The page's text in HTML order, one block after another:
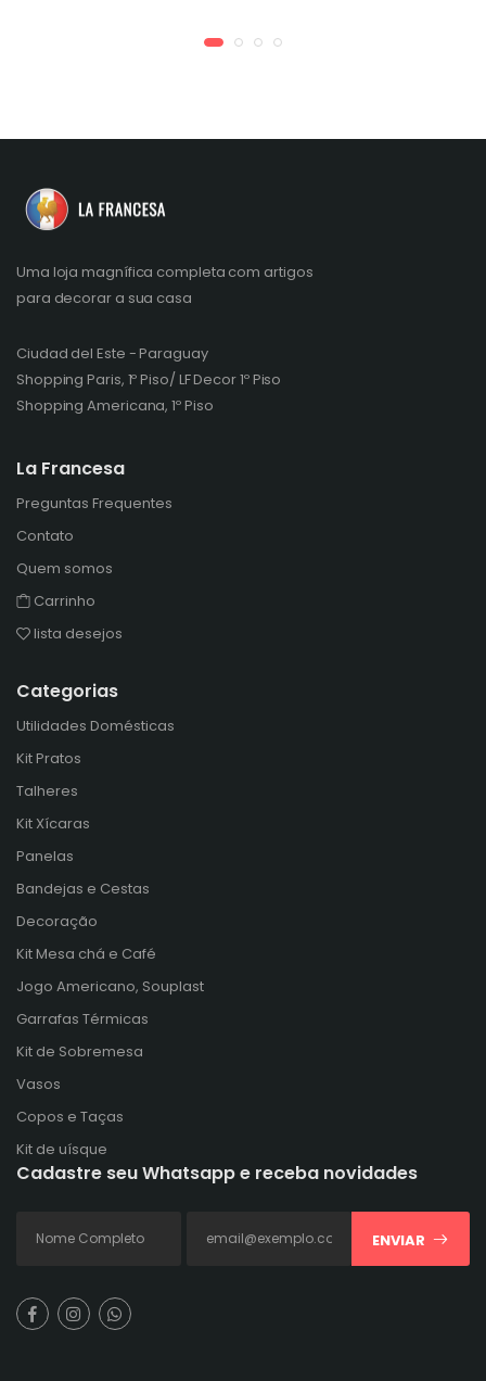
Uma loja magnífica completa com artigos
para decorar a sua casa
Ciudad del Este - Paraguay
Shopping Paris, 1º Piso/ LF Decor 1º Piso
Shopping Americana, 1º Piso
La Francesa
Preguntas Frequentes
Contato
Quem somos
Carrinho
lista desejos
Categorias
Utilidades Domésticas
Kit Pratos
Talheres
Kit Xícaras
Panelas
Bandejas e Cestas
Decoração
Kit Mesa chá e Café
Jogo Americano, Souplast
Garrafas Térmicas
Kit de Sobremesa
Vasos
Copos e Taças
Kit de uísque
Cadastre seu Whatsapp e receba novidades
ENVIAR